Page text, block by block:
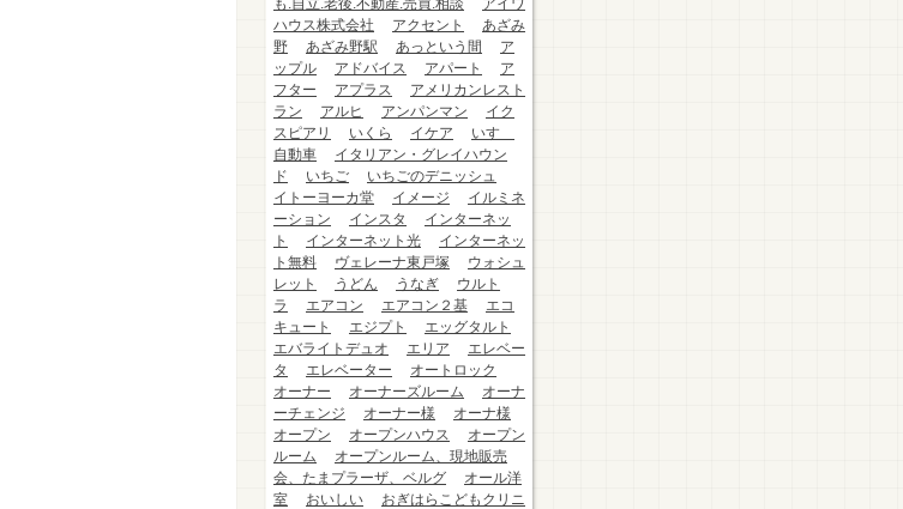
も.自立.老後.不動産.売買.相談
アイワ
ハウス株式会社
アクセント
あざみ
野
あざみ野駅 あっという間
ア
ップル
アドバイス アパート
ア
フター
アプラス
アメリカンレスト
ラン
アルヒ アンパンマン
イク
スピアリ
いくら イケア
いすゞ
自動車
イタリアン・グレイハウン
ド
いちご
いちごのデニッシュ
イトーヨーカ堂
イメージ
イルミネ
ーション
インスタ
インターネッ
ト
インターネット光
インターネッ
ト無料
ヴェレーナ東戸塚
ウォシュ
レット
うどん うなぎ
ウルト
ラ
エアコン エアコン２基
エコ
キュート
エジプト
エッグタルト
エバライトデュオ
エリア
エレベー
タ
エレベーター
オートロック
オーナー
オーナーズルーム
オーナ
ーチェンジ
オーナー様
オーナ様
オープン
オープンハウス
オープン
ルーム
オープンルーム、現地販売
会、たまプラーザ、ベルグ
オール洋
室
おいしい
おぎはらこどもクリニ